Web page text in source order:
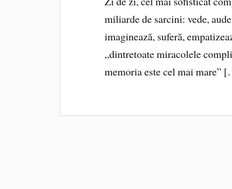
miliarde de sarcini: vede,
imaginează, suferă,
„dintretoate miracolele
memoria este cel mai mare”